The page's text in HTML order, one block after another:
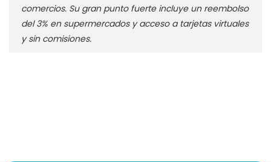
comercios. Su gran punto fuerte incluye un reembolso
del 3% en supermercados y acceso a tarjetas virtuales
y sin comisiones.